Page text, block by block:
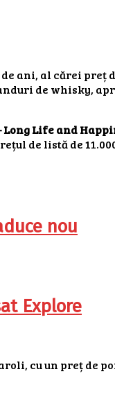
de ani, al cărei preț
de whisky,
Life and
de listă de
nou
Explore
cu un preț de